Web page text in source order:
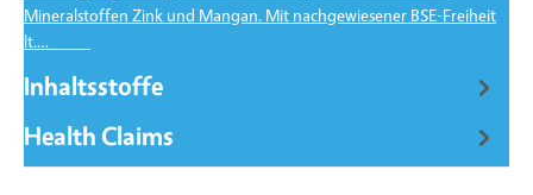
Mineralstoffen Zink und Mangan. Mit nachgewiesener BSE-Freiheit
lt.…
Inhaltsstoffe
Health Claims